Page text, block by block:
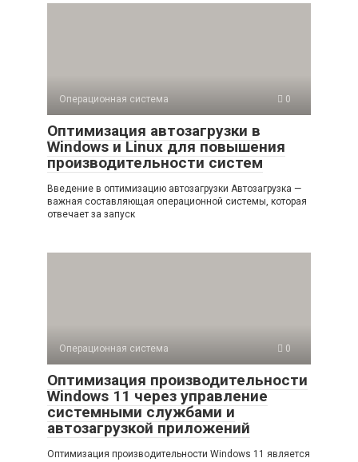
Операционная система 0
Оптимизация автозагрузки в
Windows и Linux для повышения
производительности систем
Введение в оптимизацию автозагрузки Автозагрузка —
важная составляющая операционной системы, которая
отвечает за запуск
Операционная система 0
Оптимизация производительности
Windows 11 через управление
системными службами и
автозагрузкой приложений
Оптимизация производительности Windows 11 является